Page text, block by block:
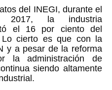
del INEGI, durante el
2017, la industria
el 16 por ciento del
Lo cierto es que con la
y a pesar de la reforma
la administración de
siendo altamente